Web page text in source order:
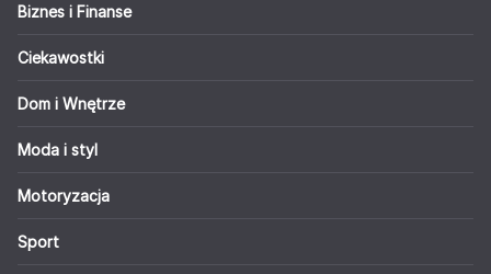
Biznes i Finanse
Ciekawostki
Dom i Wnętrze
Moda i styl
Motoryzacja
Sport